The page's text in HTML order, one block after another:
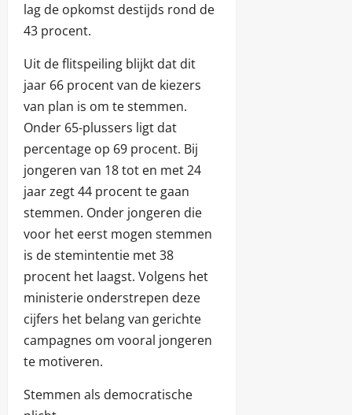
lag de opkomst destijds rond de
43 procent.
Uit de flitspeiling blijkt dat dit
jaar 66 procent van de kiezers
van plan is om te stemmen.
Onder 65-plussers ligt dat
percentage op 69 procent. Bij
jongeren van 18 tot en met 24
jaar zegt 44 procent te gaan
stemmen. Onder jongeren die
voor het eerst mogen stemmen
is de stemintentie met 38
procent het laagst. Volgens het
ministerie onderstrepen deze
cijfers het belang van gerichte
campagnes om vooral jongeren
te motiveren.
Stemmen als democratische